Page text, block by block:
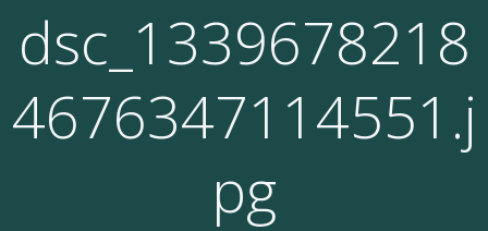
dsc_1339678218
4676347114551.j
pg